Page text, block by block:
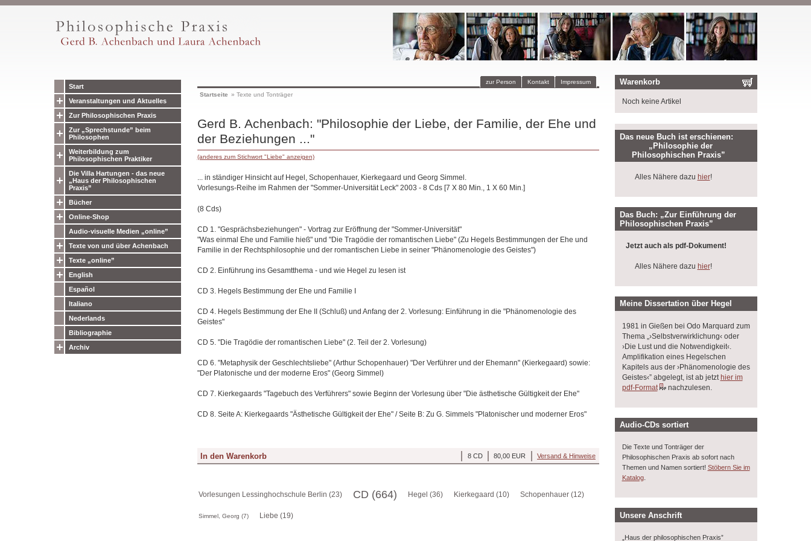
Start
Veranstaltungen und Aktuelles
Zur Philosophischen Praxis
Zur „Sprechstunde” beim
Philosophen
Weiterbildung zum
Philosophischen Praktiker
Die Villa Hartungen - das neue
„Haus der Philosophischen
Praxis”
Bücher
Online-Shop
Audio-visuelle Medien „online”
Texte von und über Achenbach
Texte „online”
English
Español
Italiano
Nederlands
Bibliographie
Archiv
Impressum
Kontakt
zur Person
Startseite » Texte und Tonträger
Gerd B. Achenbach: "Philosophie der Liebe, der Familie, der Ehe und
der Beziehungen ..."
(anderes zum Stichwort "Liebe" anzeigen)
... in ständiger Hinsicht auf Hegel, Schopenhauer, Kierkegaard und Georg Simmel.
Vorlesungs-Reihe im Rahmen der "Sommer-Universität Leck" 2003 - 8 Cds [7 X 80 Min., 1 X 60 Min.]
(8 Cds)
CD 1. "Gesprächsbeziehungen" - Vortrag zur Eröffnung der "Sommer-Universität"
"Was einmal Ehe und Familie hieß" und "Die Tragödie der romantischen Liebe" (Zu Hegels Bestimmungen der Ehe und
Familie in der Rechtsphilosophie und der romantischen Liebe in seiner "Phänomenologie des Geistes")
CD 2. Einführung ins Gesamtthema - und wie Hegel zu lesen ist
CD 3. Hegels Bestimmung der Ehe und Familie I
CD 4. Hegels Bestimmung der Ehe II (Schluß) und Anfang der 2. Vorlesung: Einführung in die "Phänomenologie des
Geistes"
CD 5. "Die Tragödie der romantischen Liebe" (2. Teil der 2. Vorlesung)
CD 6. "Metaphysik der Geschlechtsliebe" (Arthur Schopenhauer) "Der Verführer und der Ehemann" (Kierkegaard) sowie:
"Der Platonische und der moderne Eros" (Georg Simmel)
CD 7. Kierkegaards "Tagebuch des Verführers" sowie Beginn der Vorlesung über "Die ästhetische Gültigkeit der Ehe"
CD 8. Seite A: Kierkegaards "Ästhetische Gültigkeit der Ehe" / Seite B: Zu G. Simmels "Platonischer und moderner Eros"
Versand & Hinweise
80,00 EUR
8 CD
Vorlesungen Lessinghochschule Berlin (23) CD (664) Hegel (36) Kierkegaard (10) Schopenhauer (12)
Simmel, Georg (7) Liebe (19)
Warenkorb
Noch keine Artikel
Das neue Buch ist erschienen:
„Philosophie der
Philosophischen Praxis”
Alles Nähere dazu hier!
Das Buch: „Zur Einführung der
Philosophischen Praxis”
Jetzt auch als pdf-Dokument!
Alles Nähere dazu hier!
Meine Dissertation über Hegel
1981 in Gießen bei Odo Marquard zum
Thema „›Selbstverwirklichung‹ oder
›Die Lust und die Notwendigkeit‹.
Amplifikation eines Hegelschen
Kapitels aus der ›Phänomenologie des
Geistes‹” abgelegt, ist ab jetzt hier im
pdf-Format
nachzulesen.
Audio-CDs sortiert
Die Texte und Tonträger der
Philosophischen Praxis ab sofort nach
Themen und Namen sortiert! Stöbern Sie im
Katalog.
Unsere Anschrift
„Haus der philosophischen Praxis”